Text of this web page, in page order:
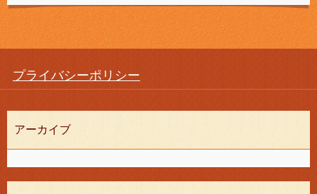
プライバシーポリシー
アーカイブ